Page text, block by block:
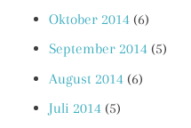
Oktober 2014 (6)
September 2014 (5)
August 2014 (6)
Juli 2014 (5)